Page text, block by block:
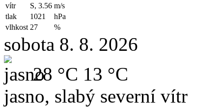
vítr S, 3.56 m/s
tlak
1021
hPa
vlhkost 27 %
sobota 8. 8. 2026
28 °C 13 °C
jasno, slabý severní vítr